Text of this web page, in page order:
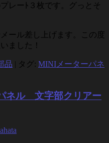
レーﾄ３枚です。グっとそ
ール差し上げます。この度
ました！
品 | タグ: MINIメーターパネ
ネル 文字部クリアー